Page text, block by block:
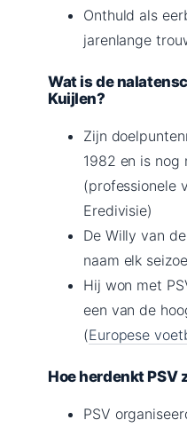
Onthuld als
jarenlange
Wat is de
Kuijlen?
Zijn
1982 en is nog
(professionele
Eredivisie)
De Willy van
naam elk
Hij won met
een van de
(Europese
Hoe herdenkt PSV
PSV